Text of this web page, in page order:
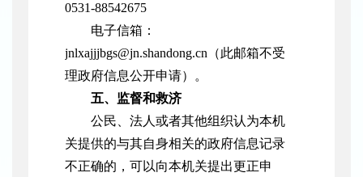
0531-88542675
电子信箱：
jnlxajjjbgs@jn.shandong.cn（此邮箱不受
理政府信息公开申请）。
五、监督和救济
公民、法人或者其他组织认为本机
关提供的与其自身相关的政府信息记录
不正确的，可以向本机关提出更正申